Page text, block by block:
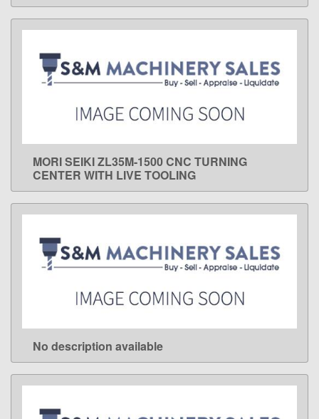
LEARN MORE
MORI SEIKI ZL35M-1500 CNC TURNING
CENTER WITH LIVE TOOLING
LEARN MORE
No description available